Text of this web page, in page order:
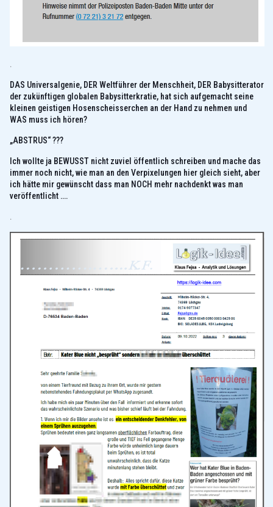
.
DAS Universalgenie, DER Weltführer der Menschheit, DER Babysitterator
der zukünftigen globalen Babysitterkratie, hat sich aufgemacht seine
kleinen geistigen Hosenscheisserchen an der Hand zu nehmen und
WAS muss ich hören?
„ABSTRUS“ ???
Ich wollte ja BEWUSST nicht zuviel öffentlich schreiben und mache das
immer noch nicht, wie man an den Verpixelungen hier gleich sieht, aber
ich hätte mir gewünscht dass man NOCH mehr nachdenkt was man
veröffentlicht ….
.